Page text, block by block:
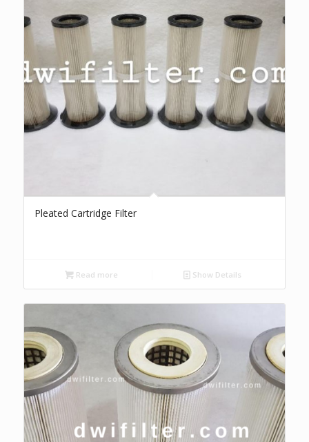
Pleated Cartridge Filter
Read more Show Details